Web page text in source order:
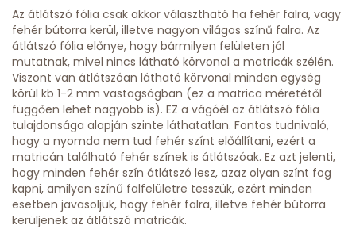
Az átlátszó fólia csak akkor választható ha fehér falra, vagy
fehér bútorra kerül, illetve nagyon világos színű falra. Az
átlátszó fólia előnye, hogy bármilyen felületen jól
mutatnak, mivel nincs látható körvonal a matricák szélén.
Viszont van átlátszóan látható körvonal minden egység
körül kb 1-2 mm vastagságban (ez a matrica méretétől
függően lehet nagyobb is). EZ a vágóél az átlátszó fólia
tulajdonsága alapján szinte láthatatlan. Fontos tudnivaló,
hogy a nyomda nem tud fehér színt előállítani, ezért a
matricán található fehér színek is átlátszóak. Ez azt jelenti,
hogy minden fehér szín átlátszó lesz, azaz olyan színt fog
kapni, amilyen színű falfelületre tesszük, ezért minden
esetben javasoljuk, hogy fehér falra, illetve fehér bútorra
kerüljenek az átlátszó matricák.